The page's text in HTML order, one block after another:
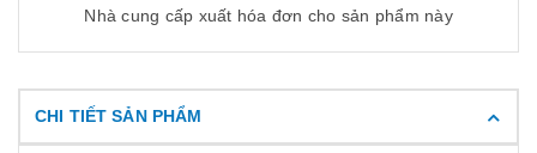
Nhà cung cấp xuất hóa đơn cho sản phẩm này
CHI TIẾT SẢN PHẨM